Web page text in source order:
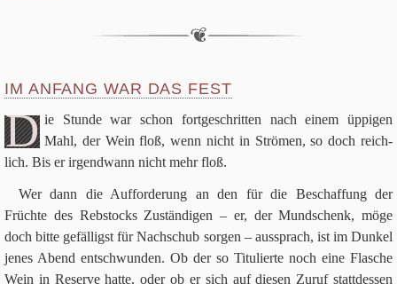
IM ANFANG WAR DAS FEST
D ie Stunde war schon fort­ge­schrit­ten nach einem üppi­gen
Mahl, der Wein floß, wenn nicht in Strö­men, so doch reich­
lich. Bis er irgend­wann nicht mehr floß.
Wer dann die Auf­for­de­rung an den für die Beschaf­fung der
Früchte des Reb­stocks Zustän­di­gen – er, der Mund­schenk, möge
doch bitte gefäl­ligst für Nach­schub sor­gen – aus­sprach, ist im Dun­kel
jenes Abend ent­schwun­den. Ob der so Titu­lierte noch eine Fla­sche
Wein in Reserve hatte, oder ob er sich auf die­sen Zuruf statt­des­sen